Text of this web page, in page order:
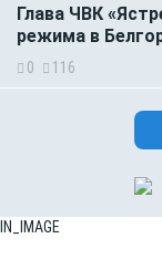
Глава ЧВК
режима в
0 116
IN_IMAGE